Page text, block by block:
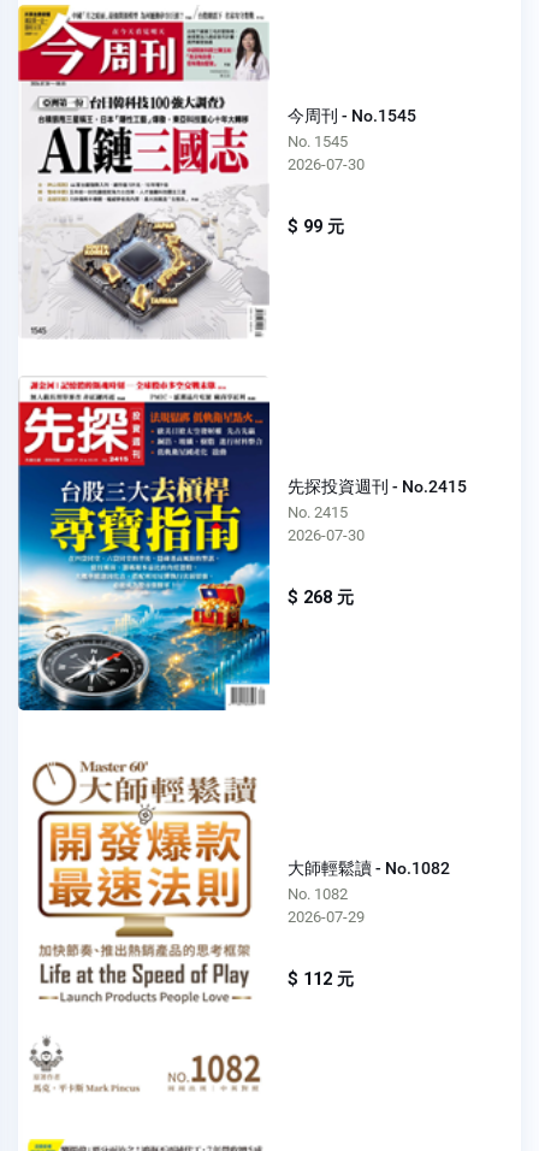
今周刊 - No.1545
No. 1545
2026-07-30
$ 99 元
先探投資週刊 - No.2415
No. 2415
2026-07-30
$ 268 元
大師輕鬆讀 - No.1082
No. 1082
2026-07-29
$ 112 元